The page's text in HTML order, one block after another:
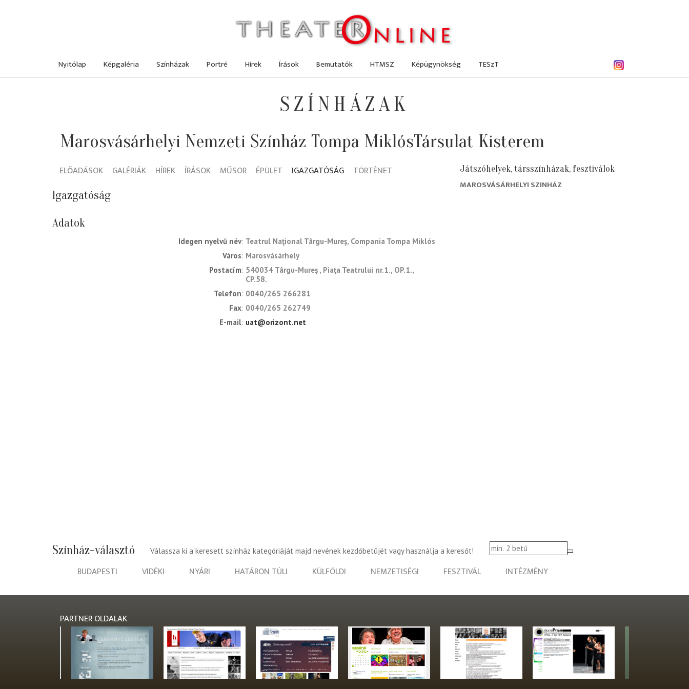
Nyitólap Képgaléria Színházak Portré Hírek Írások Bemutatók HTMSZ Képügynökség TESzT
SZÍNHÁZAK
Marosvásárhelyi Nemzeti Színház Tompa MiklósTársulat Kisterem
ELŐADÁSOK GALÉRIÁK HÍREK ÍRÁSOK MŰSOR ÉPÜLET IGAZGATÓSÁG TÖRTÉNET
Igazgatóság
Adatok
Idegen nyelvű név Teatrul Naţional Târgu-Mureş, Compania Tompa Miklós
Város Marosvásárhely
Postacím 540034 Târgu-Mureş , Piaţa Teatrului nr.1., OP.1.,
CP.58.
Telefon 0040/265 266281
Fax 0040/265 262749
E-mail uat@orizont.net
Játszóhelyek, társszínházak, fesztiválok
MAROSVÁSÁRHELYI SZINHÁZ
Színház-választó Válassza ki a keresett színház kategóriáját majd nevének kezdőbetűjét vagy használja a keresőt!
BUDAPESTI VIDÉKI NYÁRI HATÁRON TÚLI KÜLFÖLDI NEMZETISÉGI FESZTIVÁL INTÉZMÉNY
PARTNER OLDALAK